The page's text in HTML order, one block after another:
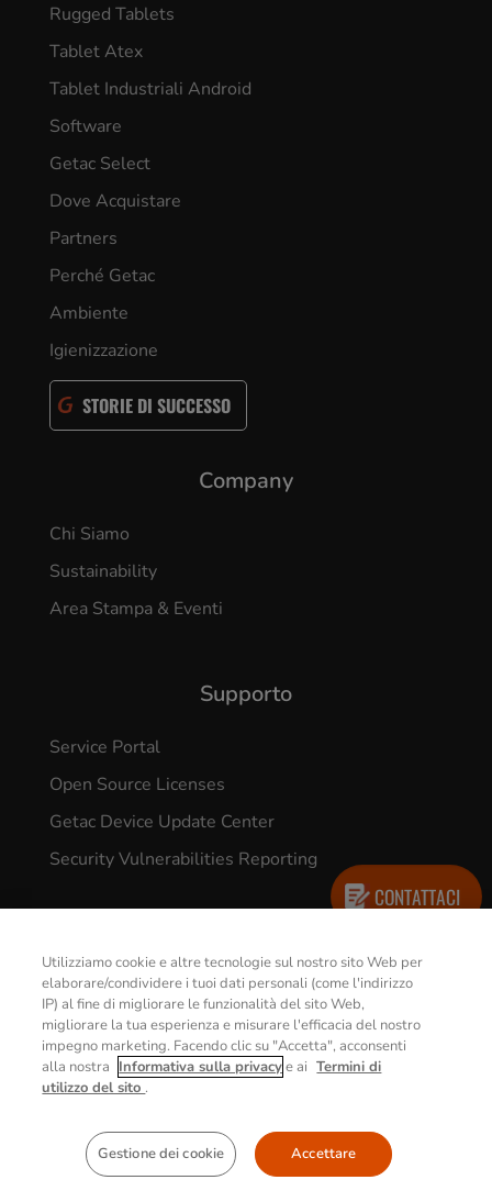
Rugged Tablets
Tablet Atex
Tablet Industriali Android
Software
Getac Select
Dove Acquistare
Partners
Perché Getac
Ambiente
Igienizzazione
STORIE DI SUCCESSO
Company
Chi Siamo
Sustainability
Area Stampa & Eventi
Supporto
Service Portal
Open Source Licenses
Getac Device Update Center
Security Vulnerabilities Reporting
© 2026 GETAC. All Rights Reserved.
Informativa sulla PrivacyTermini d’uso
Policy Sui Cookie
CONTATTACI
Utilizziamo cookie e altre tecnologie sul nostro sito Web per
elaborare/condividere i tuoi dati personali (come l'indirizzo
IP) al fine di migliorare le funzionalità del sito Web,
migliorare la tua esperienza e misurare l'efficacia del nostro
impegno marketing. Facendo clic su "Accetta", acconsenti
alla nostra Informativa sulla privacye ai Termini di
utilizzo del sito .
Gestione dei cookie Accettare